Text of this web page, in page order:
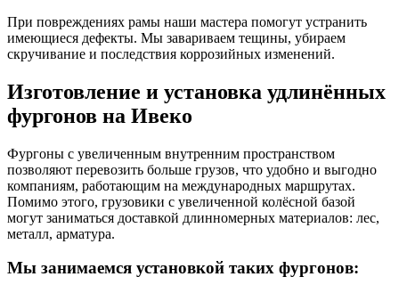
При повреждениях рамы наши мастера помогут устранить
имеющиеся дефекты. Мы завариваем тещины, убираем
скручивание и последствия коррозийных изменений.
Изготовление и установка удлинённых
фургонов на Ивеко
Фургоны с увеличенным внутренним пространством
позволяют перевозить больше грузов, что удобно и выгодно
компаниям, работающим на международных маршрутах.
Помимо этого, грузовики с увеличенной колёсной базой
могут заниматься доставкой длинномерных материалов: лес,
металл, арматура.
Мы занимаемся установкой таких фургонов: